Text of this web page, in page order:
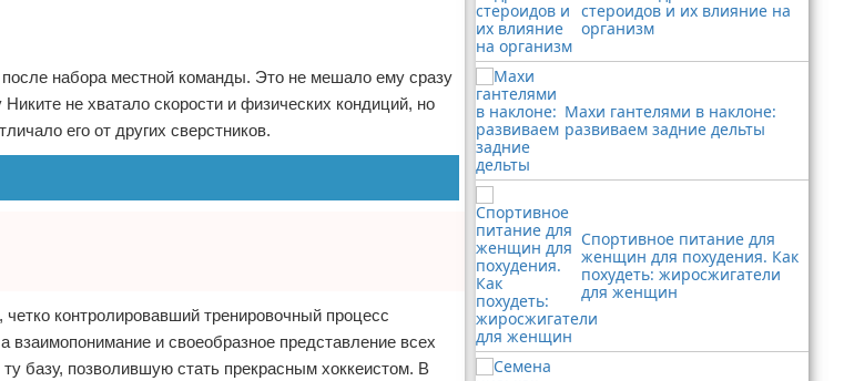
набора местной команды. Это не мешало ему сразу
не хватало скорости и физических кондиций, но
его от других сверстников.
контролировавший тренировочный процесс
и своеобразное представление всех
базу, позволившую стать прекрасным хоккеистом. В
стероидов и их влияние на
организм
Махи гантелями в наклоне:
развиваем задние дельты
Спортивное питание для
женщин для похудения. Как
похудеть: жиросжигатели
для женщин